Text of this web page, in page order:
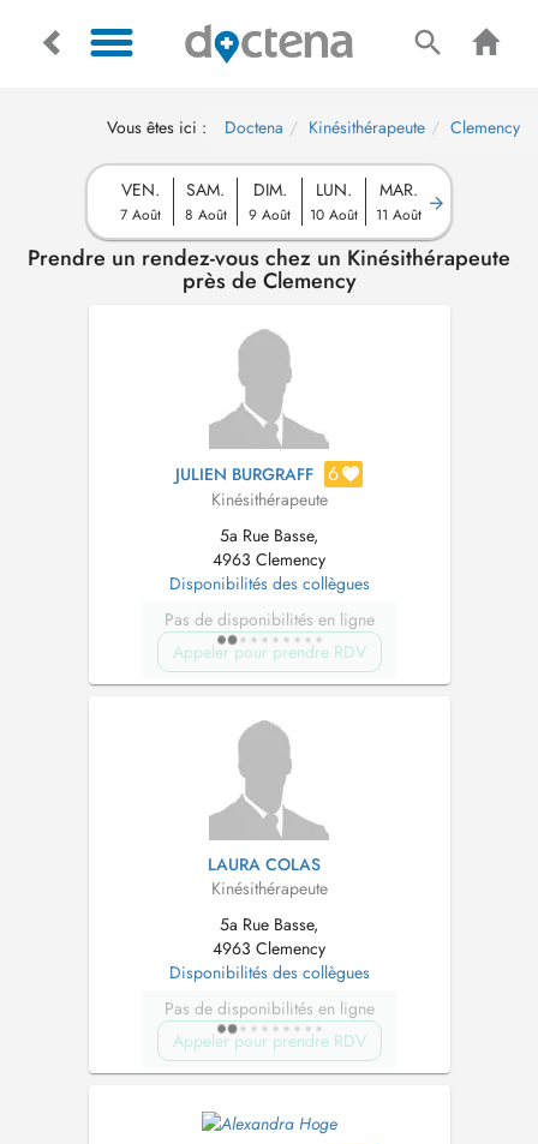
Vous êtes ici : Doctena Kinésithérapeute Clemency
VEN.
7 Août
SAM.
8 Août
DIM.
9 Août
LUN.
10 Août
MAR.
11 Août
Prendre un rendez-vous chez un Kinésithérapeute
près de Clemency
JULIEN BURGRAFF 6
Kinésithérapeute
5a Rue Basse,
4963 Clemency
Disponibilités des collègues
Pas de disponibilités en ligne
Appeler pour prendre RDV
LAURA COLAS
Kinésithérapeute
5a Rue Basse,
4963 Clemency
Disponibilités des collègues
Pas de disponibilités en ligne
Appeler pour prendre RDV